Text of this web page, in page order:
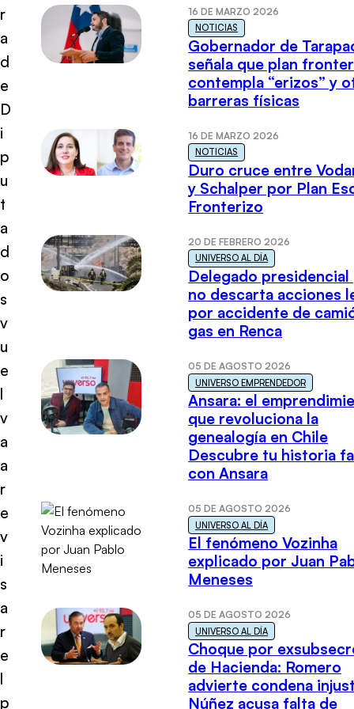
r
a
d
e
D
i
p
u
t
a
d
o
s
v
u
e
l
v
a
a
r
e
v
i
s
a
r
e
l
p
16 DE MARZO 2026
NOTICIAS
Gobernador de
señala que plan
contempla “erizos” y
barreras físicas
16 DE MARZO 2026
NOTICIAS
Duro cruce entre
y Schalper por Plan
Fronterizo
20 DE FEBRERO 2026
UNIVERSO AL DÍA
Delegado presidencial
no descarta acciones
por accidente de
gas en Renca
05 DE AGOSTO 2026
UNIVERSO EMPRENDEDOR
Ansara: el
que revoluciona la
genealogía en Chile
Descubre tu historia
con Ansara
05 DE AGOSTO 2026
UNIVERSO AL DÍA
El fenómeno Vozinha
explicado por Juan
Meneses
05 DE AGOSTO 2026
UNIVERSO AL DÍA
Choque por
de Hacienda: Romero
advierte condena
Núñez acusa falta de